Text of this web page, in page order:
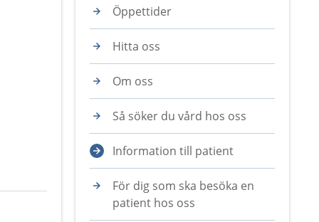
Öppettider
Hitta oss
Om oss
Så söker du vård hos oss
Information till patient
För dig som ska besöka en
patient hos oss